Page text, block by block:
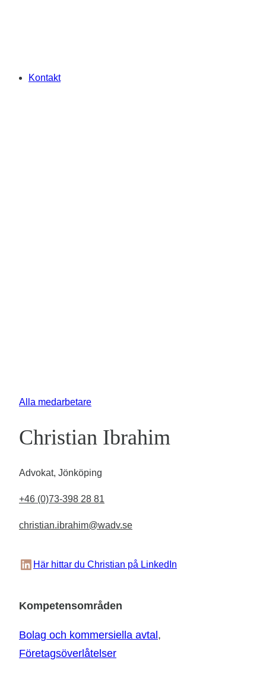
Kontakt
Alla medarbetare
Christian Ibrahim
Advokat, Jönköping
+46 (0)73-398 28 81
christian.ibrahim@wadv.se
LinkedIn
Här hittar du Christian på LinkedIn
Kompetensområden
Bolag och kommersiella avtal
Företagsöverlåtelser